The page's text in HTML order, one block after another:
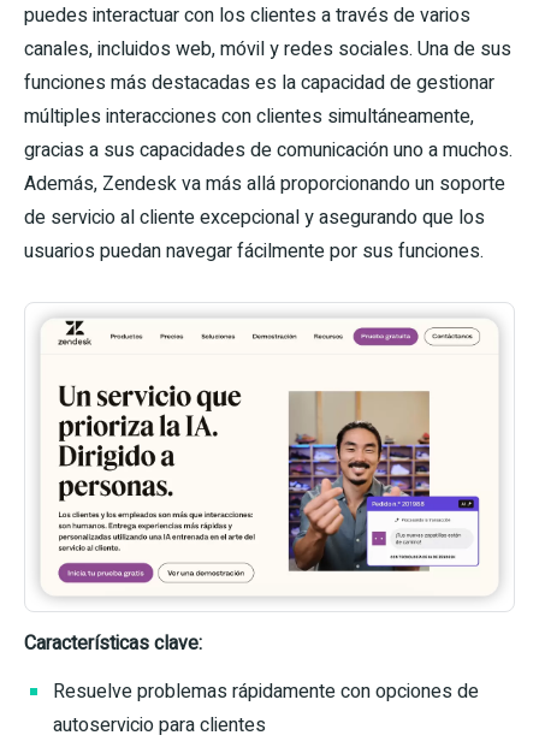
puedes interactuar con los clientes a través de varios
canales, incluidos web, móvil y redes sociales. Una de sus
funciones más destacadas es la capacidad de gestionar
múltiples interacciones con clientes simultáneamente,
gracias a sus capacidades de comunicación uno a muchos.
Además, Zendesk va más allá proporcionando un soporte
de servicio al cliente excepcional y asegurando que los
usuarios puedan navegar fácilmente por sus funciones.
Características clave:
Resuelve problemas rápidamente con opciones de
autoservicio para clientes